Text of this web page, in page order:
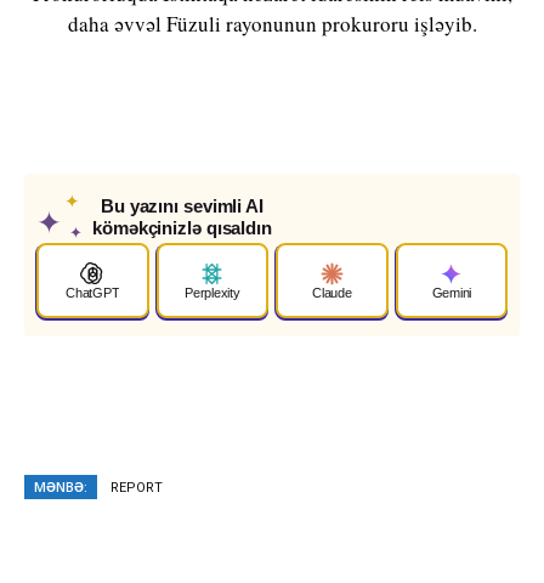
daha əvvəl Füzuli rayonunun prokuroru işləyib.
✦
✦
✦
Bu yazını sevimli AI
köməkçinizlə qısaldın
ChatGPT Perplexity Claude Gemini
MƏNBƏ: REPORT